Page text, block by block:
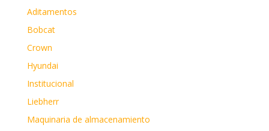
Aditamentos
Bobcat
Crown
Hyundai
Institucional
Liebherr
Maquinaria de almacenamiento